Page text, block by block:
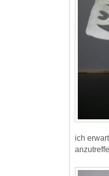
ich